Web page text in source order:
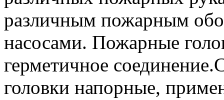
различным пожарным
насосами. Пожарные
герметичное
головки напорные,